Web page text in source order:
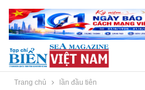
Trang chủ lần đầu tiên